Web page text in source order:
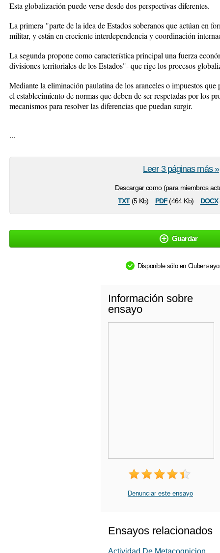
Esta globalización puede verse desde dos perspectivas diferentes.
La primera "parte de la idea de Estados soberanos que actúan en
militar, y están en creciente interdependencia y coordinación
La segunda propone como característica principal una fuerza
divisiones territoriales de los Estados"- que rige los procesos
Mediante la eliminación paulatina de los aranceles o impuestos
el establecimiento de normas que deben de ser respetadas por los
mecanismos para resolver las diferencias que puedan surgir.
...
Descargar como (para miembros
txt(5 Kb) pdf(464 Kb) docx
Leer 3 páginas más »
Guardar
Disponible sólo en
Información sobre
ensayo
Denunciar este ensayo
Ensayos relacionados
Actividad De Metacognicion